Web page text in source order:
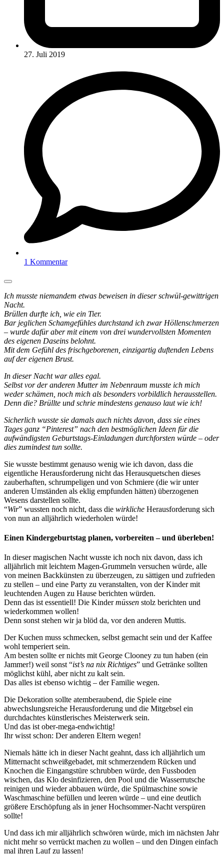
27. Juli 2019
1 Kommentar
Ich musste niemandem etwas beweisen in dieser schwül-gewittrigen
Nacht.
Brüllen durfte ich, wie ein Tier.
Bar jeglichen Schamgefühles durchstand ich zwar Höllenschmerzen
– wurde dafür aber mit einem von drei wundervollsten Momenten
des eigenen Daseins belohnt.
Mit dem Gefühl des frischgeborenen, einzigartig duftenden Lebens
auf der eigenen Brust.
In dieser Nacht war alles egal.
Selbst vor der anderen Mutter im Nebenraum musste ich mich
weder schämen, noch mich als besonders vorbildlich herausstellen.
Denn die? Brüllte und schrie mindestens genauso laut wie ich!
Sicherlich wusste sie damals auch nichts davon, dass sie eines
Tages ganz “Pinterest” nach den bestmöglichen Ideen für die
aufwändigsten Geburtstags-Einladungen durchforsten würde – oder
dies zumindest tun sollte.
Sie wusste bestimmt genauso wenig wie ich davon, dass die
eigentliche Herausforderung nicht das Herausquetschen dieses
zauberhaften, schrumpeligen und von Schmiere (die wir unter
anderen Umständen als eklig empfunden hätten) überzogenen
Wesens darstellen sollte.
“Wir” wussten noch nicht, dass die wirkliche Herausforderung sich
von nun an alljährlich wiederholen würde!
Einen Kindergeburtstag planen, vorbereiten – und überleben!
In dieser magischen Nacht wusste ich noch nix davon, dass ich
alljährlich mit leichtem Magen-Grummeln versuchen würde, alle
von meinen Backkünsten zu überzeugen, zu sättigen und zufrieden
zu stellen – und eine Party zu veranstalten, von der Kinder mit
leuchtenden Augen zu Hause berichten würden.
Denn das ist essentiell! Die Kindermüssen stolz berichten und
wiederkommen wollen!
Denn sonst stehen wir ja blöd da, vor den anderen Muttis.
Der Kuchen muss schmecken, selbst gemacht sein und der Kaffee
wohl temperiert sein.
Am besten sollte er nichts mit George Clooney zu tun haben (ein
Jammer!) weil sonst “ist’s na nix Richtiges” und Getränke sollten
möglichst kühl, aber nicht zu kalt sein.
Das alles ist ebenso wichtig – der Familie wegen.
Die Dekoration sollte atemberaubend, die Spiele eine
abwechslungsreiche Herausforderung und die Mitgebsel ein
durchdachtes künstlerisches Meisterwerk sein.
Und das ist ober-mega-endwichtig!
Ihr wisst schon: Der anderen Eltern wegen!
Niemals hätte ich in dieser Nacht geahnt, dass ich alljährlich um
Mitternacht schweißgebadet, mit schmerzendem Rücken und
Knochen die Eingangstüre schrubben würde, den Fussboden
wischen, das Klo desinfizieren, den Pool und die Wasserrutsche
reinigen und wieder abbauen würde, die Spülmaschine sowie
Waschmaschine befüllen und leeren würde – und eine deutlich
größere Erschöpfung als in jener Hochsommer-Nacht verspüren
sollte!
Und dass ich mir alljährlich schwören würde, mich im nächsten Jahr
nicht mehr so verrückt machen zu wollen – und den Dingen einfach
mal ihren Lauf zu lassen!